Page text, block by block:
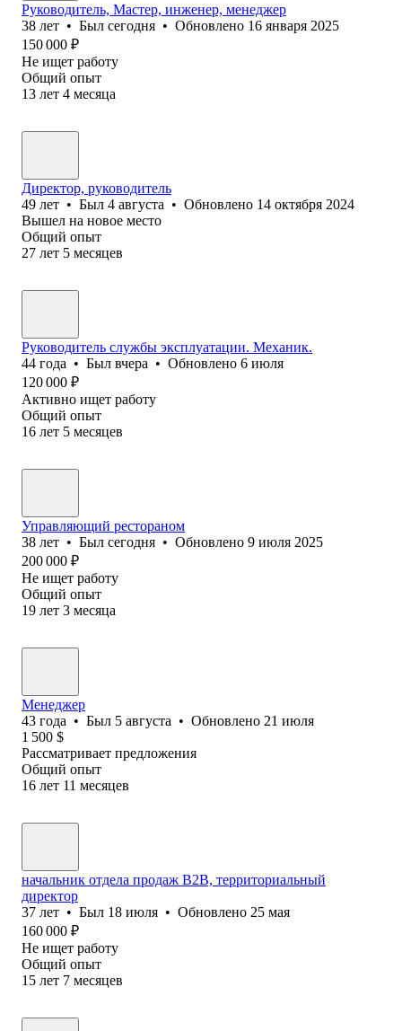
Руководитель, Мастер, инженер, менеджер
38 лет • Был сегодня • Обновлено 16 января 2025
150 000 ₽
Не ищет работу
Общий опыт
13 лет 4 месяца
Директор, руководитель
49 лет • Был 4 августа • Обновлено 14 октября 2024
Вышел на новое место
Общий опыт
27 лет 5 месяцев
Руководитель службы эксплуатации. Механик.
44 года • Был вчера • Обновлено 6 июля
120 000 ₽
Активно ищет работу
Общий опыт
16 лет 5 месяцев
Управляющий рестораном
38 лет • Был сегодня • Обновлено 9 июля 2025
200 000 ₽
Не ищет работу
Общий опыт
19 лет 3 месяца
Менеджер
43 года • Был 5 августа • Обновлено 21 июля
1 500 $
Рассматривает предложения
Общий опыт
16 лет 11 месяцев
начальник отдела продаж В2В, территориальный
директор
37 лет • Был 18 июля • Обновлено 25 мая
160 000 ₽
Не ищет работу
Общий опыт
15 лет 7 месяцев